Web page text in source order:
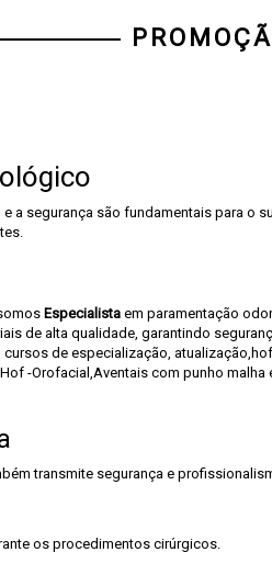
a segurança são fundamentais para o
Especialista em paramentação
de alta qualidade, garantindo
de especialização,
-Orofacial,Aventais com punho
transmite segurança e
os procedimentos cirúrgicos.